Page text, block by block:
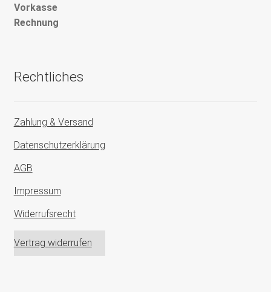
Vorkasse
Rechnung
Rechtliches
Zahlung & Versand
Datenschutzerklärung
AGB
Impressum
Widerrufsrecht
Vertrag widerrufen